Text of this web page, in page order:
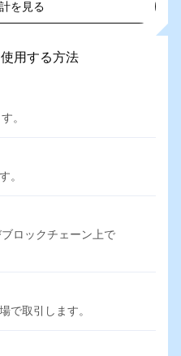
を見る
用する方法
。
。
ロックチェーン上で
で取引します。